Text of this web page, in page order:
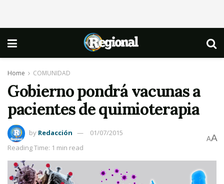
Home COMUNIDAD
Gobierno pondrá vacunas a
pacientes de quimioterapia
by Redacción
01/07/2015
Reading Time: 1 min read
AA